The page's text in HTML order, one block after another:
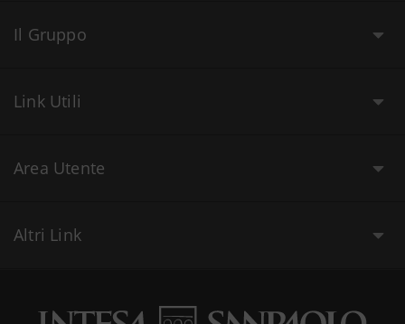
Il Gruppo
Link Utili
Area Utente
Altri Link